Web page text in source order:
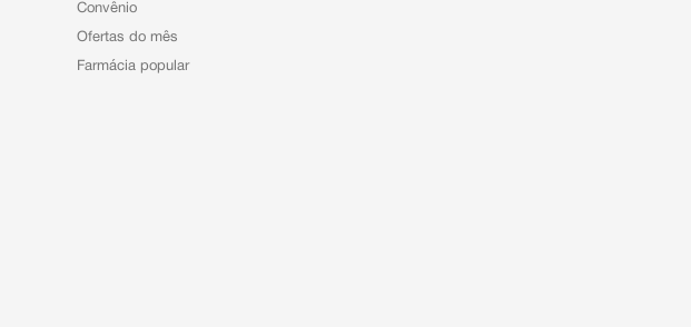
Convênio
Ofertas do mês
Farmácia popular